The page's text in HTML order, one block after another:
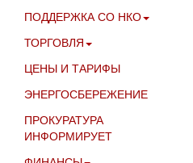
ПОДДЕРЖКА СО НКО
ТОРГОВЛЯ
ЦЕНЫ И ТАРИФЫ
ЭНЕРГОСБЕРЕЖЕНИЕ
ПРОКУРАТУРА
ИНФОРМИРУЕТ